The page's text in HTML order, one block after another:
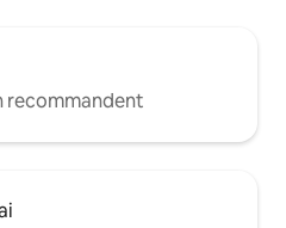
recommandent